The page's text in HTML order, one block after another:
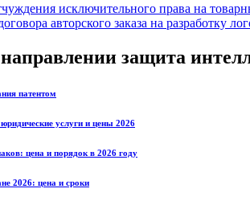
исключительного права на
авторского заказа на разработку
защита
патентом
услуги и цены 2026
цена и порядок в 2026 году
2026: цена и сроки